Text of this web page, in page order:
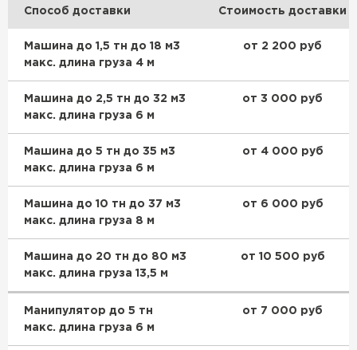
Способ доставки Стоимость доставки
Машина до 1,5 тн до 18 м3
макс. длина груза 4 м
от 2 200 руб
Машина до 2,5 тн до 32 м3
макс. длина груза 6 м
от 3 000 руб
Машина до 5 тн до 35 м3
макс. длина груза 6 м
от 4 000 руб
Машина до 10 тн до 37 м3
макс. длина груза 8 м
от 6 000 руб
Машина до 20 тн до 80 м3
макс. длина груза 13,5 м
от 10 500 руб
Манипулятор до 5 тн
макс. длина груза 6 м
от 7 000 руб
Керамическая черепица
ПЕРЕЙТИ